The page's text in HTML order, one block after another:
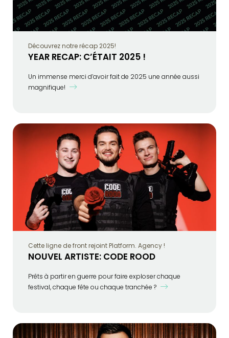
Découvrez notre récap 2025!
YEAR RECAP: C’ÉTAIT 2025 !
Un immense merci d’avoir fait de 2025 une année aussi
magnifique!
Cette ligne de front rejoint Platform. Agency !
NOUVEL ARTISTE: CODE ROOD
Prêts à partir en guerre pour faire exploser chaque
festival, chaque fête ou chaque tranchée ?